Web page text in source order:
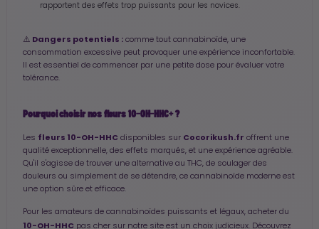
rapportent des effets trop puissants pour les novices.
⚠️ Dangers potentiels : comme tout cannabinoïde, une
consommation excessive peut provoquer une expérience inconfortable.
Il est essentiel de commencer par une petite dose pour évaluer votre
tolérance.
Pourquoi choisir nos fleurs 10-OH-HHC+ ?
Les fleurs 10-OH-HHC disponibles sur Cocorikush.fr offrent une
qualité exceptionnelle, des effets marqués, et une expérience agréable.
Qu'il s'agisse de trouver une alternative au THC, de soulager des
douleurs ou simplement de se détendre, ce cannabinoïde moderne est
une option sûre et efficace.
Pour les amateurs de cannabinoïdes puissants et légaux, acheter du
10-OH-HHC pas cher sur notre site est un choix judicieux. Découvrez